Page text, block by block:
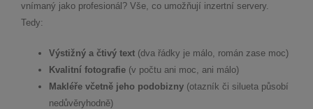
vnímaný jako profesionál? Vše, co umožňují inzertní servery.
Tedy:
Výstižný a čtivý text (dva řádky je málo, román zase moc)
Kvalitní fotografie (v počtu ani moc, ani málo)
Makléře včetně jeho podobizny (otazník či silueta působí
nedůvěryhodně)